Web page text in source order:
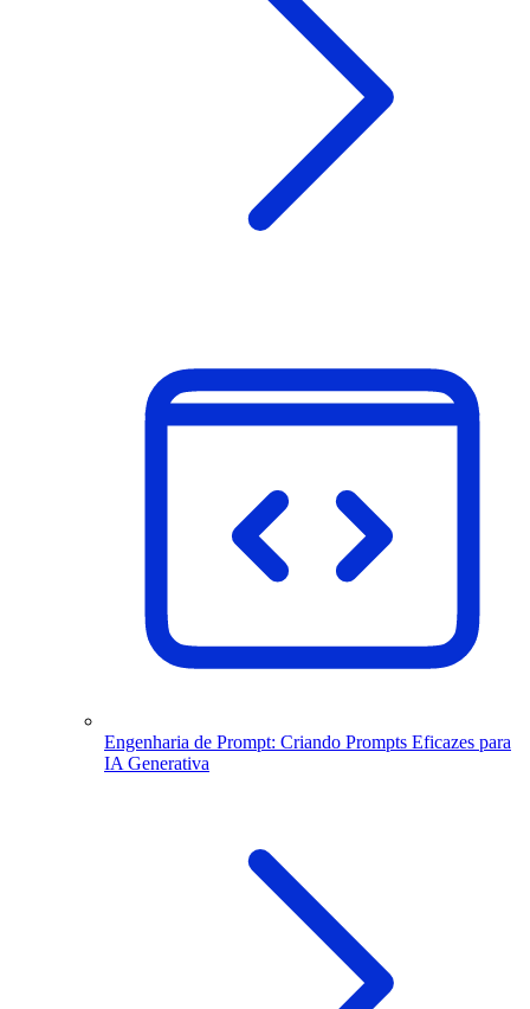
Engenharia de Prompt: Criando Prompts Eficazes para
IA Generativa